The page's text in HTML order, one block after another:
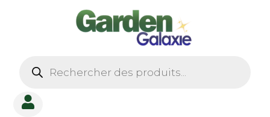
produits
